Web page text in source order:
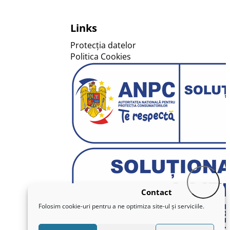
Folosim cookie-uri pentru a ne optimiza site-ul și serviciile.
Links
Protecția datelor
Politica Cookies
Contact